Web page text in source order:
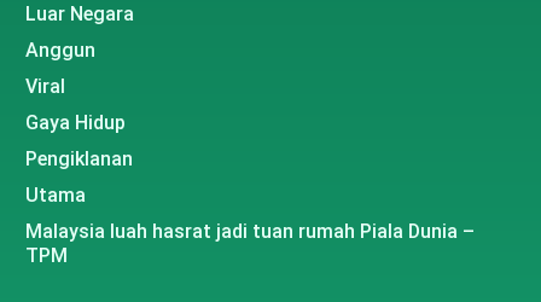
Luar Negara
Anggun
Viral
Gaya Hidup
Pengiklanan
Utama
Malaysia luah hasrat jadi tuan rumah Piala Dunia –
TPM